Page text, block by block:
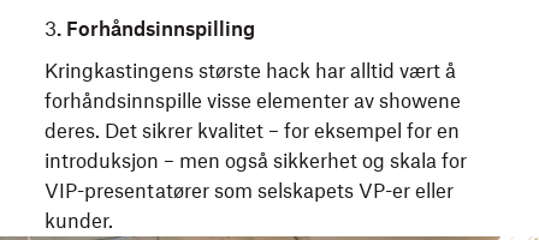
3. Forhåndsinnspilling
Kringkastingens største hack har alltid vært å
forhåndsinnspille visse elementer av showene
deres. Det sikrer kvalitet – for eksempel for en
introduksjon – men også sikkerhet og skala for
VIP-presentatører som selskapets VP-er eller
kunder.